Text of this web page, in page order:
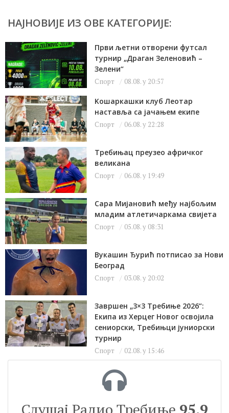
НАЈНОВИЈЕ ИЗ ОВЕ КАТЕГОРИЈЕ:
Први љетни отворени футсал
турнир „Драган Зеленовић –
Зелени“
Спорт 08.08. у 20:57
Kошаркашки клуб Леотар
наставља са јачањем екипе
Спорт 06.08. у 22:28
Требињац преузео афричког
великана
Спорт 06.08. у 19:49
Сара Мијановић међу најбољим
младим атлетичаркама свијета
Спорт 05.08. у 08:31
Вукашин Ђурић потписао за Нови
Београд
Спорт 03.08. у 20:02
Завршен „3×3 Требиње 2026“:
Екипа из Херцег Новог освојила
сениорски, Требињци јуниорски
турнир
Спорт 02.08. у 15:46
Слушај Радио Требиње 95.9